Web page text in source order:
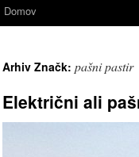
Domov
Arhiv Značk: pašni pastir
Električni ali